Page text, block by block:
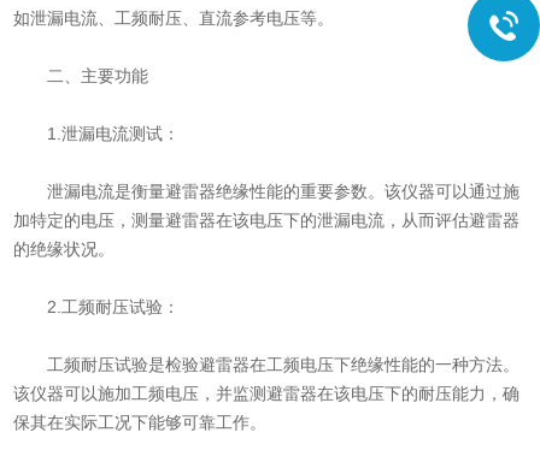
如泄漏电流、工频耐压、直流参考电压等。
二、主要功能
1.泄漏电流测试：
泄漏电流是衡量避雷器绝缘性能的重要参数。该仪器可以通过施
加特定的电压，测量避雷器在该电压下的泄漏电流，从而评估避雷器
的绝缘状况。
2.工频耐压试验：
工频耐压试验是检验避雷器在工频电压下绝缘性能的一种方法。
该仪器可以施加工频电压，并监测避雷器在该电压下的耐压能力，确
保其在实际工况下能够可靠工作。